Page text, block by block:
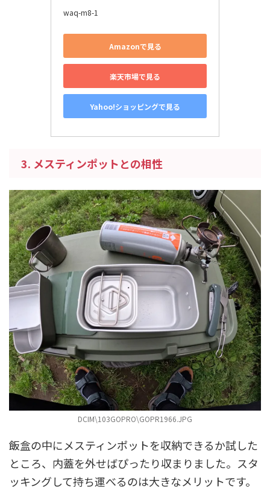
waq-m8-1
Amazonで見る
楽天市場で見る
Yahoo!ショッピングで見る
3. メスティンポットとの相性
DCIM\103GOPRO\GOPR1966.JPG
飯盒の中にメスティンポットを収納できるか試した
ところ、内蓋を外せばぴったり収まりました。スタ
ッキングして持ち運べるのは大きなメリットです。